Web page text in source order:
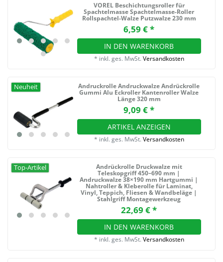
VOREL Beschichtungsroller für
Spachtelmasse Spachtelmasse-Roller
Rollspachtel-Walze Putzwalze 230 mm
6,59 € *
IN DEN WARENKORB
* inkl. ges. MwSt. Versandkosten
Neuheit Andruckrolle Andruckwalze Andrückrolle
Gummi Alu Eckroller Kantenroller Walze
Länge 320 mm
9,09 € *
ARTIKEL ANZEIGEN
* inkl. ges. MwSt. Versandkosten
Top-Artikel Andrückrolle Druckwalze mit
Teleskopgriff 450–690 mm |
Andruckwalze 38×190 mm Hartgummi |
Nahtroller & Kleberolle für Laminat,
Vinyl, Teppich, Fliesen & Wandbeläge |
Stahlgriff Montagewerkzeug
22,69 € *
IN DEN WARENKORB
* inkl. ges. MwSt. Versandkosten